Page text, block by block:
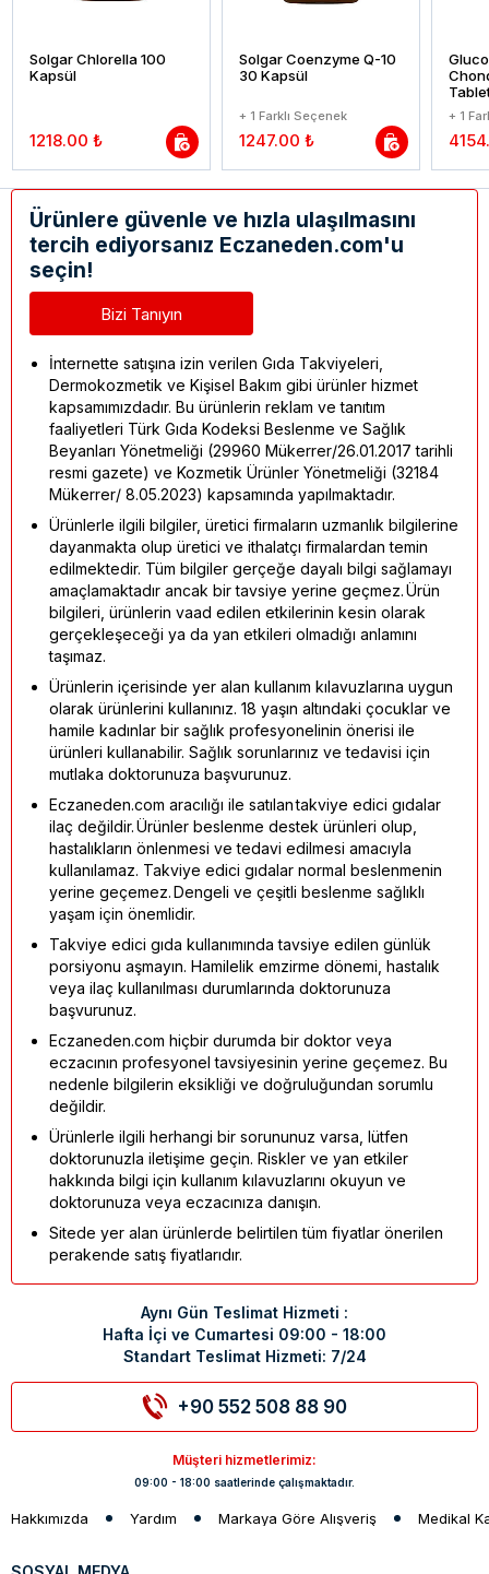
Solgar Chlorella 100
Kapsül
1218.00 ₺
Solgar Coenzyme Q-10
30 Kapsül
+ 1 Farklı Seçenek
1247.00 ₺
+ 1
Ürünlere güvenle ve hızla ulaşılmasını
tercih ediyorsanız Eczaneden.com'u
seçin!
Bizi Tanıyın
İnternette satışına izin verilen Gıda Takviyeleri,
Dermokozmetik ve Kişisel Bakım gibi ürünler hizmet
kapsamımızdadır. Bu ürünlerin reklam ve tanıtım
faaliyetleri Türk Gıda Kodeksi Beslenme ve Sağlık
Beyanları Yönetmeliği (29960 Mükerrer/26.01.2017 tarihli
resmi gazete) ve Kozmetik Ürünler Yönetmeliği (32184
Mükerrer/ 8.05.2023) kapsamında yapılmaktadır.
Ürünlerle ilgili bilgiler, üretici firmaların uzmanlık bilgilerine
dayanmakta olup üretici ve ithalatçı firmalardan temin
edilmektedir. Tüm bilgiler gerçeğe dayalı bilgi sağlamayı
amaçlamaktadır ancak bir tavsiye yerine geçmez. Ürün
bilgileri, ürünlerin vaad edilen etkilerinin kesin olarak
gerçekleşeceği ya da yan etkileri olmadığı anlamını
taşımaz.
Ürünlerin içerisinde yer alan kullanım kılavuzlarına uygun
olarak ürünlerini kullanınız. 18 yaşın altındaki çocuklar ve
hamile kadınlar bir sağlık profesyonelinin önerisi ile
ürünleri kullanabilir. Sağlık sorunlarınız ve tedavisi için
mutlaka doktorunuza başvurunuz.
Eczaneden.com aracılığı ile satılan takviye edici gıdalar
ilaç değildir. Ürünler beslenme destek ürünleri olup,
hastalıkların önlenmesi ve tedavi edilmesi amacıyla
kullanılamaz. Takviye edici gıdalar normal beslenmenin
yerine geçemez. Dengeli ve çeşitli beslenme sağlıklı
yaşam için önemlidir.
Takviye edici gıda kullanımında tavsiye edilen günlük
porsiyonu aşmayın. Hamilelik emzirme dönemi, hastalık
veya ilaç kullanılması durumlarında doktorunuza
başvurunuz.
Eczaneden.com hiçbir durumda bir doktor veya
eczacının profesyonel tavsiyesinin yerine geçemez. Bu
nedenle bilgilerin eksikliği ve doğruluğundan sorumlu
değildir.
Ürünlerle ilgili herhangi bir sorununuz varsa, lütfen
doktorunuzla iletişime geçin. Riskler ve yan etkiler
hakkında bilgi için kullanım kılavuzlarını okuyun ve
doktorunuza veya eczacınıza danışın.
Sitede yer alan ürünlerde belirtilen tüm fiyatlar önerilen
perakende satış fiyatlarıdır.
Aynı Gün Teslimat Hizmeti :
Hafta İçi ve Cumartesi 09:00 - 18:00
Standart Teslimat Hizmeti: 7/24
+90 552 508 88 90
Müşteri hizmetlerimiz:
09:00 - 18:00 saatlerinde çalışmaktadır.
Hakkımızda Yardım Markaya Göre Alışveriş Medikal